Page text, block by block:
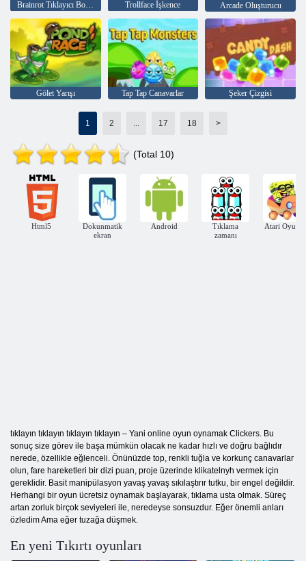
Trollface İşkence Arcade Oluşturucu
Gölet Yarışı Tap Tap Canavarlar Şeker Çizgisi
1 2 17 18 >
(Total 10)
Html5
Dokunmatik
ekran
Android
Tıklama
zamanı
Atari
tıklayın tıklayın tıklayın tıklayın – Yani online oyun oynamak Clickers. Bu
sonuç size görev ile başa mümkün olacak ne kadar hızlı ve doğru bağlıdır
nerede, özellikle eğlenceli. Önünüzde top, renkli tuğla ve korkunç canavarlar
olun, fare hareketleri bir dizi puan, proje üzerinde klikatelnyh vermek için
gereklidir. Basit manipülasyon yavaş yavaş sıkılaştırır tutku, bir engel değildir.
Herhangi bir oyun ücretsiz oynamak başlayarak, tıklama usta olmak. Süreç
artan zorluk birçok seviyeleri ile, neredeyse sonsuzdur. Eğer önemli anları
özledim Ama eğer tuzağa düşmek.
En yeni Tıkırtı oyunları